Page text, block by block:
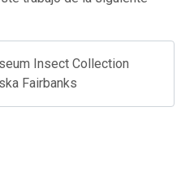
Insect Collection
Fairbanks